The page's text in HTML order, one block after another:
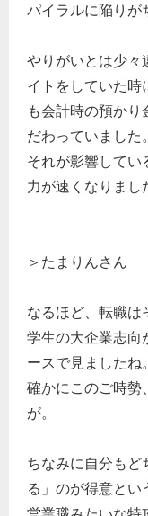
パイラルに陥りが
やりがいとは少々
イトをしていた時
も会計時の預か
だわっていました。
それが影響してい
力が速くなりまし
＞たまりんさん
なるほど、転職は
学生の大企業志向
ースで見ましたね。
確かにこのご時勢
が。
ちなみに自分もど
る」のが得意とい